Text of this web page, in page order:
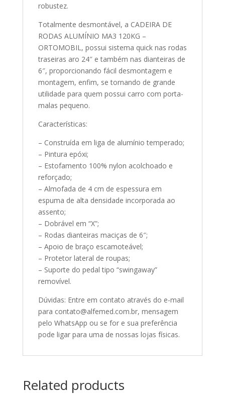
robustez.
Totalmente desmontável, a CADEIRA DE
RODAS ALUMÍNIO MA3 120KG –
ORTOMOBIL, possui sistema quick nas rodas
traseiras aro 24″ e também nas dianteiras de
6″, proporcionando fácil desmontagem e
montagem, enfim, se tornando de grande
utilidade para quem possui carro com porta-
malas pequeno.
Características:
– Construída em liga de alumínio temperado;
– Pintura epóxi;
– Estofamento 100% nylon acolchoado e
reforçado;
– Almofada de 4 cm de espessura em
espuma de alta densidade incorporada ao
assento;
– Dobrável em “X”;
– Rodas dianteiras maciças de 6″;
– Apoio de braço escamoteável;
– Protetor lateral de roupas;
– Suporte do pedal tipo “swingaway”
removível.
Dúvidas: Entre em contato através do e-mail
para contato@alfemed.com.br, mensagem
pelo WhatsApp ou se for e sua preferência
pode ligar para uma de nossas lojas físicas.
Related products